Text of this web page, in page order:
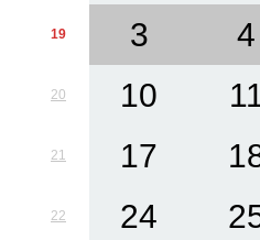
19 3 4
20 10
21 17
22 24